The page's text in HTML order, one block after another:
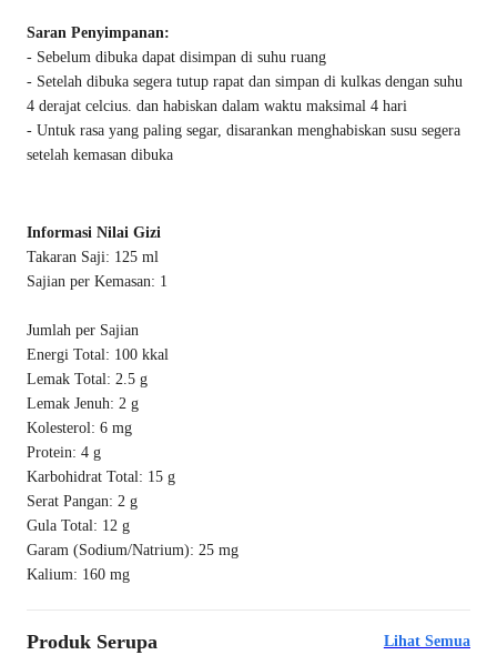
Saran Penyimpanan:
- Sebelum dibuka dapat disimpan di suhu ruang
- Setelah dibuka segera tutup rapat dan simpan di kulkas dengan suhu
4 derajat celcius. dan habiskan dalam waktu maksimal 4 hari
- Untuk rasa yang paling segar, disarankan menghabiskan susu segera
setelah kemasan dibuka
Informasi Nilai Gizi
Takaran Saji: 125 ml
Sajian per Kemasan: 1
Jumlah per Sajian
Energi Total: 100 kkal
Lemak Total: 2.5 g
Lemak Jenuh: 2 g
Kolesterol: 6 mg
Protein: 4 g
Karbohidrat Total: 15 g
Serat Pangan: 2 g
Gula Total: 12 g
Garam (Sodium/Natrium): 25 mg
Kalium: 160 mg
Produk Serupa Lihat Semua